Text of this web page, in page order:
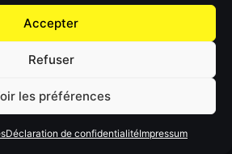
Accepter
Refuser
les préférences
Déclaration de confidentialitéImpressum